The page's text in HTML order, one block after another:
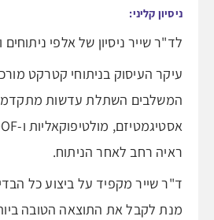
ניסיון קליני:
לד"ר שייר ניסיון של אלפי ניתוחים
עיקר העיסוק בניתוחי קטרקט
המשלבים השתלת עדשות
ראיה רחב לאחר הניתוח.
ד"ר שייר מקפיד על ביצוע כל
מנת לקבל את התוצאה הטובה